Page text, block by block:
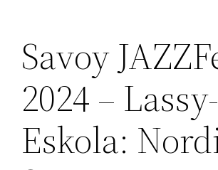
Savoy
2024 – Lassy-
Eskola: